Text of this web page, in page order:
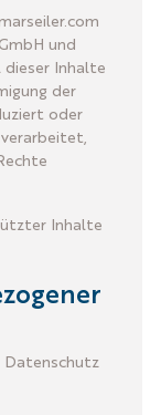
und
Inhalte
der
oder
Inhalte